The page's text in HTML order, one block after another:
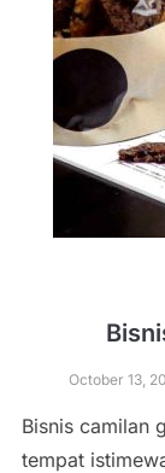
October 13,
Bisnis camilan
tempat